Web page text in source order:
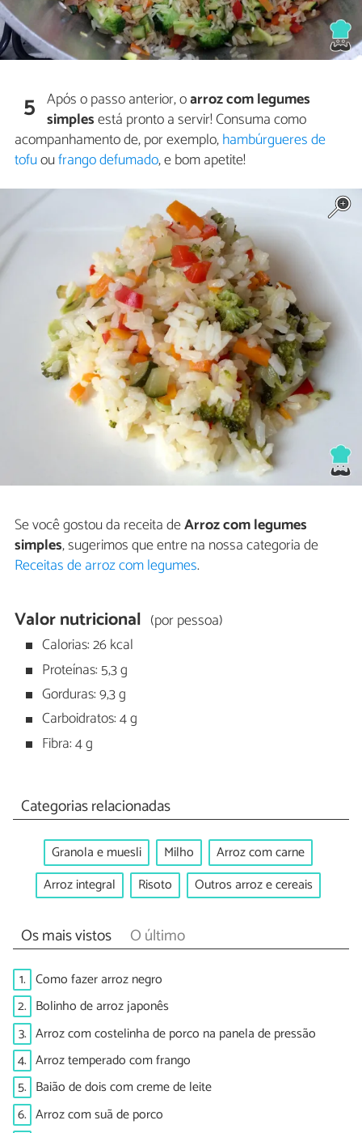
5 Após o passo anterior, oarroz com legumes
simplesestá pronto a servir! Consuma como
acompanhamento de, por exemplo,hambúrgueres de
tofuoufrango defumado, e bom apetite!
Se você gostou da receita deArroz com legumes
simples, sugerimos que entre na nossa categoria de
Receitas de arroz com legumes.
Valor nutricional (por pessoa)
Calorias: 26 kcal
Proteínas: 5,3 g
Gorduras: 9,3 g
Carboidratos: 4 g
Fibra: 4 g
Categorias relacionadas
Granola e muesli Milho
Arroz com carne
Arroz integral
Risoto Outros arroz e cereais
Os mais vistos O último
1. Como fazer arroz negro
2. Bolinho de arroz japonês
3. Arroz com costelinha de porco na panela de pressão
4. Arroz temperado com frango
5. Baião de dois com creme de leite
6. Arroz com suã de porco